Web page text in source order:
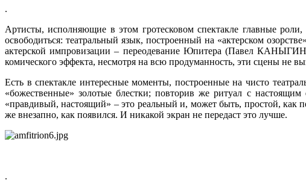
.
Артисты, исполняющие в этом гротесковом спектакле главные
освободиться: театральный язык, построенный на «актерском
актерской импровизации – переодевание Юпитера (Павел
комического эффекта, несмотря на всю продуманность, эти сцены не
Есть в спектакле интересные моменты, построенные на чисто
«божественные» золотые блестки; повторив же ритуал с
«правдивый, настоящий» – это реальный и, может быть, простой, как
же внезапно, как появился. И никакой экран не передаст это лучше.
.